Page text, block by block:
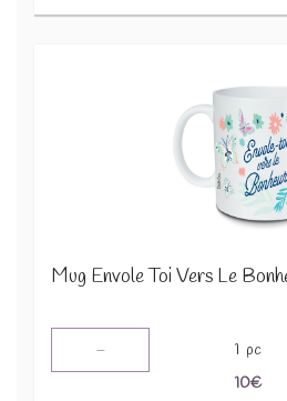
Mug Envole Toi Vers Le
- 1 pc
10€